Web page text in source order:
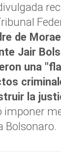
de
Jair
una
la
imponer
Bolsonaro.